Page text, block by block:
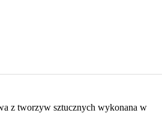
z tworzyw sztucznych wykonana w